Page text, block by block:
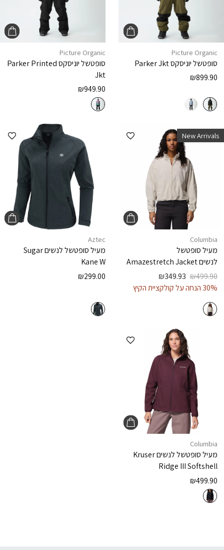
Picture Organic
סופטשל יוניסקסParker Jkt
₪899.90
Picture Organic
סופטשל יוניסקסParker Printed
Jkt
₪949.90
הוספה למועדפים New Arrivals
Columbia
מעיל סופטשל
לנשיםAmazestretch Jacket
₪499.90
₪349.93
30% הנחה על קולקציית הקיץ
Aztec
מעיל סופטשל לנשיםSugar
Kane W
₪299.00
הוספה למועדפים
Columbia
מעיל סופטשל לנשיםKruser
Ridge III Softshell
₪499.90